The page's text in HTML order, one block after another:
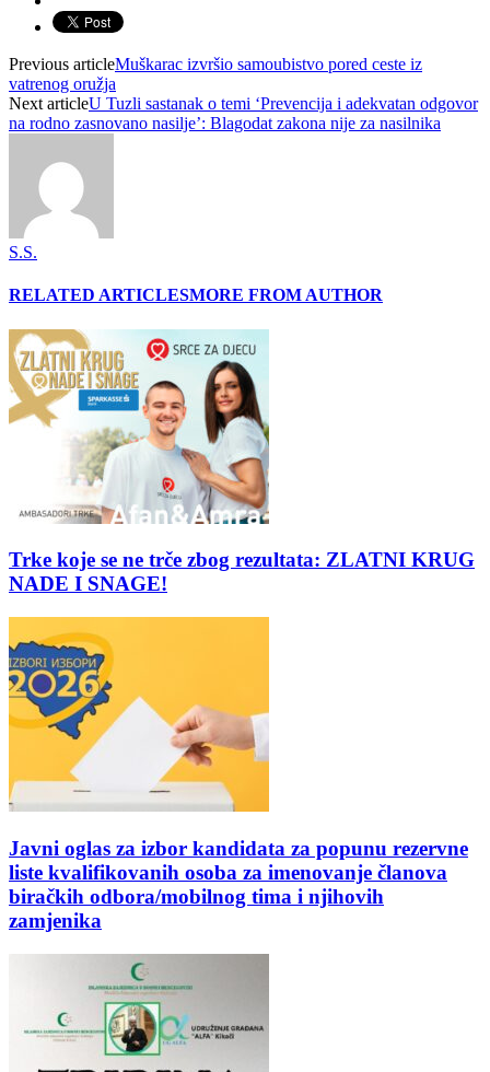
Previous articleMuškarac izvršio samoubistvo pored ceste iz
vatrenog oružja
Next articleU Tuzli sastanak o temi ‘Prevencija i adekvatan odgovor
na rodno zasnovano nasilje’: Blagodat zakona nije za nasilnika
S.S.
RELATED ARTICLESMORE FROM AUTHOR
Trke koje se ne trče zbog rezultata: ZLATNI KRUG
NADE I SNAGE!
Javni oglas za izbor kandidata za popunu rezervne
liste kvalifikovanih osoba za imenovanje članova
biračkih odbora/mobilnog tima i njihovih
zamjenika